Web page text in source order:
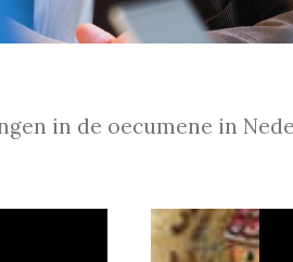
in de oecumene in